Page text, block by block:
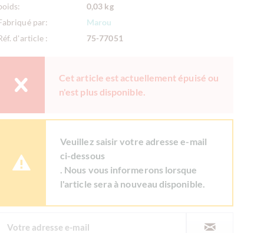
0,03 kg
par:
Marou
d'article :
75-77051
Cet article est actuellement épuisé ou
n'est plus disponible.
Veuillez saisir votre adresse e-mail
ci-dessous
. Nous vous informerons lorsque
l'article sera à nouveau disponible.